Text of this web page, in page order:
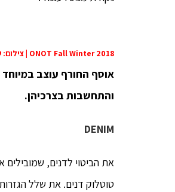
ONOT Fall Winter 2018 | צילום: שי יחזקאל
אוסף החורף עוצב במיוחד
והתחשבות בצרכיהן.
DENIM
את הביטוי לדנים,
טוטלוק דנים. את שלל